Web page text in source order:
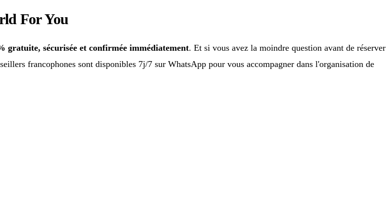
For You
gratuite, sécurisée et confirmée immédiatement. Et si vous avez la moindre question avant de réserver
francophones sont disponibles 7j/7 sur WhatsApp pour vous accompagner dans l'organisation de